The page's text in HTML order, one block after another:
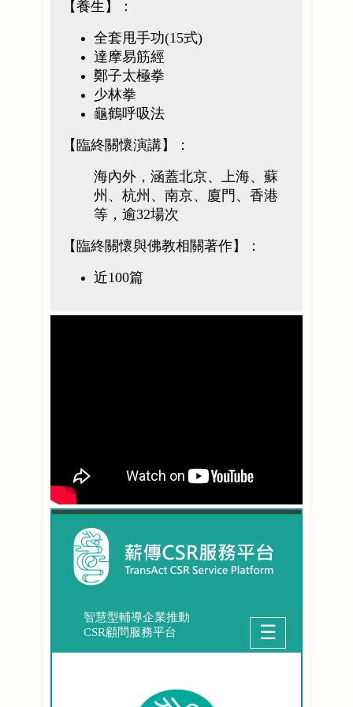
【養生】：
全套甩手功(15式)
達摩易筋經
鄭子太極拳
少林拳
龜鶴呼吸法
【臨終關懷演講】：
海內外，涵蓋北京、上海、蘇
州、杭州、南京、廈門、香港
等，逾32場次
【臨終關懷與佛教相關著作】：
近100篇